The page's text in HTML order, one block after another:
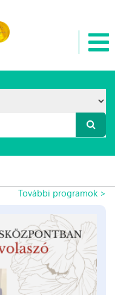
További programok >